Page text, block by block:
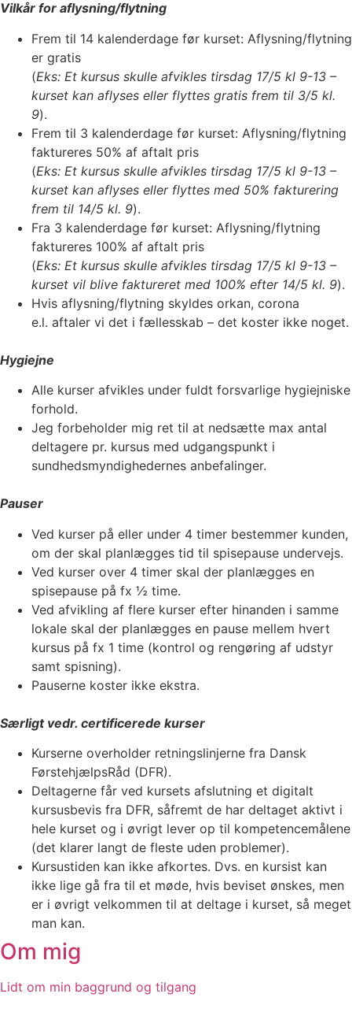
Vilkår for aflysning/flytning
Frem til 14 kalenderdage før kurset: Aflysning/flytning
er gratis
(Eks: Et kursus skulle afvikles tirsdag 17/5 kl 9-13 –
kurset kan aflyses eller flyttes gratis frem til 3/5 kl.
9).
Frem til 3 kalenderdage før kurset: Aflysning/flytning
faktureres 50% af aftalt pris
(Eks: Et kursus skulle afvikles tirsdag 17/5 kl 9-13 –
kurset kan aflyses eller flyttes med 50% fakturering
frem til 14/5 kl. 9).
Fra 3 kalenderdage før kurset: Aflysning/flytning
faktureres 100% af aftalt pris
(Eks: Et kursus skulle afvikles tirsdag 17/5 kl 9-13 –
kurset vil blive faktureret med 100% efter 14/5 kl. 9).
Hvis aflysning/flytning skyldes orkan, corona
e.l. aftaler vi det i fællesskab – det koster ikke noget.
Hygiejne
Alle kurser afvikles under fuldt forsvarlige hygiejniske
forhold.
Jeg forbeholder mig ret til at nedsætte max antal
deltagere pr. kursus med udgangspunkt i
sundhedsmyndighedernes anbefalinger.
Pauser
Ved kurser på eller under 4 timer bestemmer kunden,
om der skal planlægges tid til spisepause undervejs.
Ved kurser over 4 timer skal der planlægges en
spisepause på fx ½ time.
Ved afvikling af flere kurser efter hinanden i samme
lokale skal der planlægges en pause mellem hvert
kursus på fx 1 time (kontrol og rengøring af udstyr
samt spisning).
Pauserne koster ikke ekstra.
Særligt vedr. certificerede kurser
Kurserne overholder retningslinjerne fra Dansk
FørstehjælpsRåd (DFR).
Deltagerne får ved kursets afslutning et digitalt
kursusbevis fra DFR, såfremt de har deltaget aktivt i
hele kurset og i øvrigt lever op til kompetencemålene
(det klarer langt de fleste uden problemer).
Kursustiden kan ikke afkortes. Dvs. en kursist kan
ikke lige gå fra til et møde, hvis beviset ønskes, men
er i øvrigt velkommen til at deltage i kurset, så meget
man kan.
Om mig
Lidt om min baggrund og tilgang